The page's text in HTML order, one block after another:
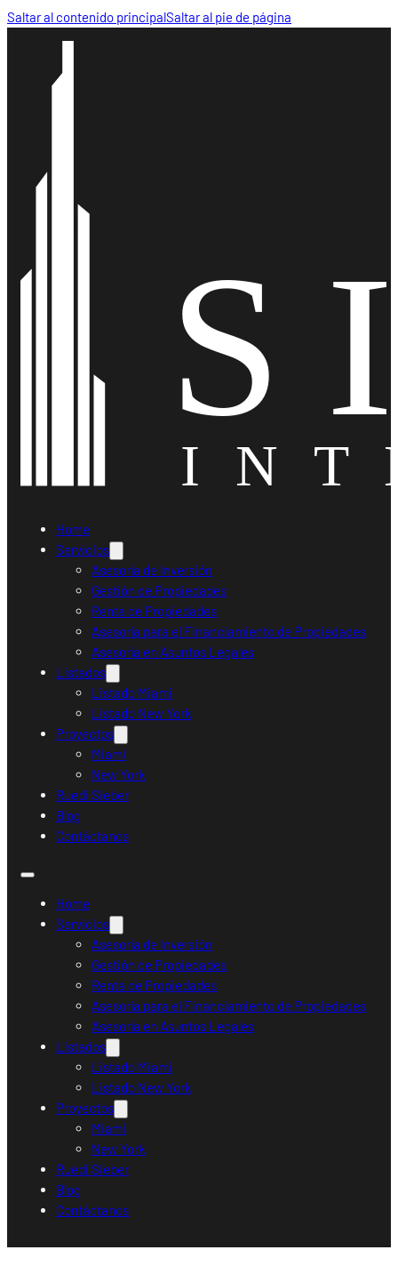
Saltar al contenido principalSaltar al pie de página
Home
Servicios
Asesoría de Inversión
Gestión de Propiedades
Renta de Propiedades
Asesoría para el Financiamiento de Propiedades
Asesoría en Asuntos Legales
Listados
Listado Miami
Listado New York
Proyectos
Miami
New York
Ruedi Sieber
Blog
Contáctanos
Home
Servicios
Asesoría de Inversión
Gestión de Propiedades
Renta de Propiedades
Asesoría para el Financiamiento de Propiedades
Asesoría en Asuntos Legales
Listados
Listado Miami
Listado New York
Proyectos
Miami
New York
Ruedi Sieber
Blog
Contáctanos